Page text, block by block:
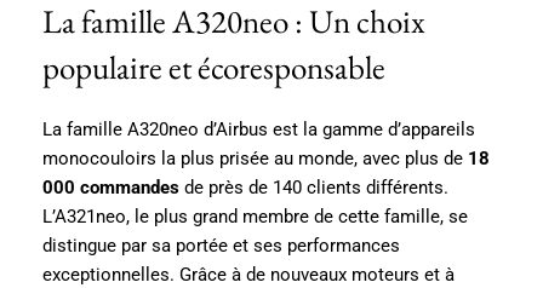
La famille A320neo : Un choix
populaire et écoresponsable
La famille A320neo d’Airbus est la gamme d’appareils
monocouloirs la plus prisée au monde, avec plus de 18
000 commandes de près de 140 clients différents.
L’A321neo, le plus grand membre de cette famille, se
distingue par sa portée et ses performances
exceptionnelles. Grâce à de nouveaux moteurs et à